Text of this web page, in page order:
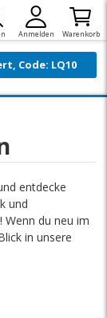
Anmelden Warenkorb
Code: LQ10
entdecke
und
Wenn du neu im
in unsere